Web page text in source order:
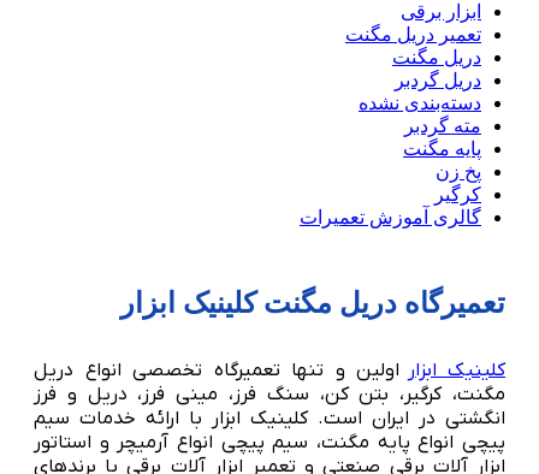
ابزار برقی
تعمیر دریل مگنت
دریل مگنت
دریل گردبر
دسته‌بندی نشده
مته گردبر
پایه مگنت
پخ زن
کرگیر
گالری آموزش تعمیرات
تعمیرگاه دریل مگنت کلینیک ابزار
کلینیک ابزار اولین و تنها تعمیرگاه تخصصی انواع دریل
مگنت، کرگیر، بتن کن، سنگ فرز، مینی فرز، دریل و فرز
انگشتی در ایران است. کلینیک ابزار با ارائه خدمات سیم
پیچی انواع پایه مگنت، سیم پیچی انواع آرمیچر و استاتور
ابزار آلات برقی صنعتی و تعمیر ابزار آلات برقی با برندهای